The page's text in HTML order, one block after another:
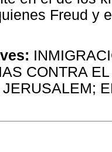
Freud y
CONTRA